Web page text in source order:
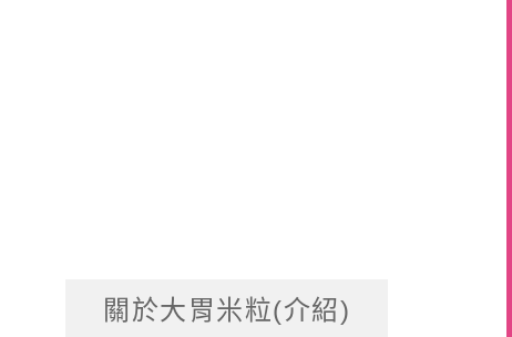
關於大胃米粒(介紹)